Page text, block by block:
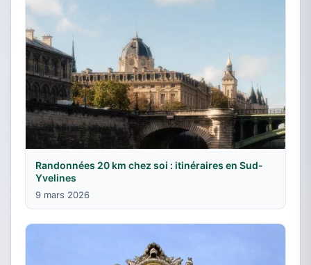
Randonnées 20 km chez soi : itinéraires en Sud-
Yvelines
9 mars 2026